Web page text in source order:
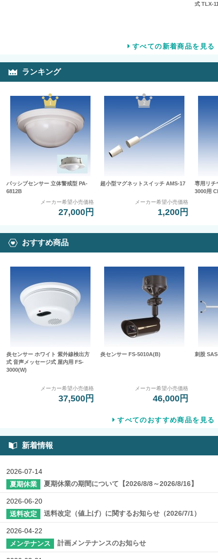
式 TLX-
すべての新着商品を見る
ランキング
1
パッシブセンサー 立体警戒型 PA-
6812B
メーカー希望小売価格
27,000円
2
超小型マグネットスイッチ AMS-17
メーカー希望小売価格
1,200円
専用リチ
3000用
おすすめ商品
炎センサー ホワイト 紫外線検出方
式 音声メッセージ式 屋内用 FS-
3000(W)
メーカー希望小売価格
37,500円
炎センサー FS-5010A(B)
メーカー希望小売価格
46,000円
刺股
すべてのおすすめ商品を見る
新着情報
2026-07-14
夏期休業
夏期休業の期間について【2026/8/8～2026/8/16】
2026-06-20
送料改定
送料改定（値上げ）に関するお知らせ（2026/7/1）
2026-04-22
メンテナンス
計画メンテナンスのお知らせ